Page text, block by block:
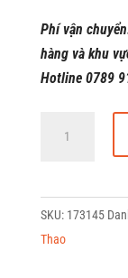
Phí vận
hàng và khu
Hotline 0789
11
Người
173145
SKU: 173145
Thao